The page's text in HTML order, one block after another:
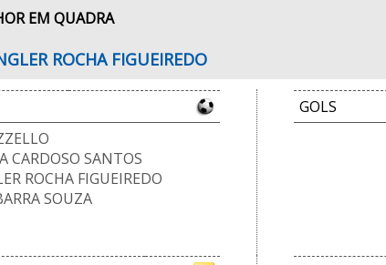
EM QUADRA
ROCHA FIGUEIREDO
CARDOSO SANTOS
ROCHA FIGUEIREDO
SOUZA
GOLS